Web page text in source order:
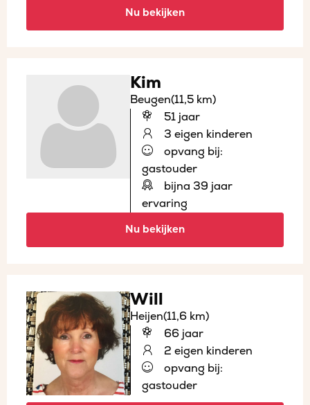
Nu bekijken
Kim
Beugen(11,5 km)
51 jaar
3 eigen kinderen
opvang bij:
gastouder
bijna 39 jaar
ervaring
Nu bekijken
Will
Heijen(11,6 km)
66 jaar
2 eigen kinderen
opvang bij:
gastouder